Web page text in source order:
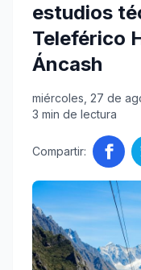
estudios
Teleférico
Áncash
miércoles, 27 de
3 min de lectura
Compartir: